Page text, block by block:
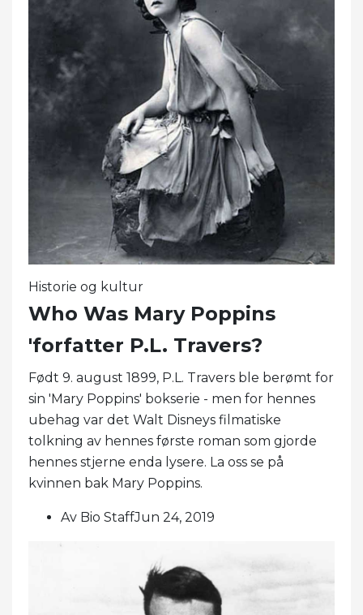
Historie og kultur
Who Was Mary Poppins
'forfatter P.L. Travers?
Født 9. august 1899, P.L. Travers ble berømt for
sin 'Mary Poppins' bokserie - men for hennes
ubehag var det Walt Disneys filmatiske
tolkning av hennes første roman som gjorde
hennes stjerne enda lysere. La oss se på
kvinnen bak Mary Poppins.
Av Bio StaffJun 24, 2019